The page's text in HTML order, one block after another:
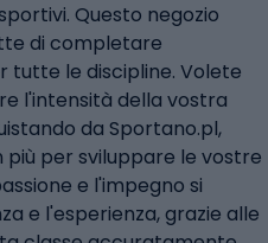
Questo negozio
di completare
tutte le discipline. Volete
l'intensità della vostra
da Sportano.pl,
per sviluppare le vostre
e l'impegno si
e l'esperienza, grazie alle